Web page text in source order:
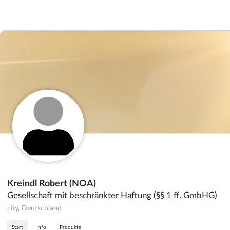
Kreindl Robert (NOA)
Gesellschaft mit beschränkter Haftung (§§ 1 ff. GmbHG)
city, Deutschland
Start Info Produkte